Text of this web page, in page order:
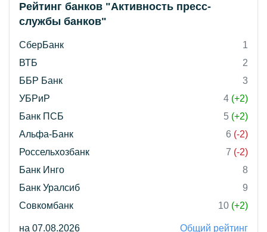
Рейтинг банков "Активность пресс-
службы банков"
СберБанк
1
ВТБ
2
ББР Банк
3
УБРиР
4 (+2)
Банк ПСБ
5 (+2)
Альфа-Банк
6 (-2)
Россельхозбанк
7 (-2)
Банк Инго
8
Банк Уралсиб
9
Совкомбанк
10 (+2)
на 07.08.2026 Общий рейтинг